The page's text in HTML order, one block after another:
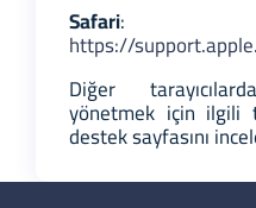
Safari:
https://
Diğer
yönetmek için ilgili
destek sayfasını